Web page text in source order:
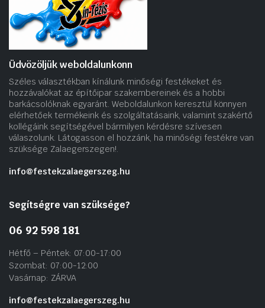
Üdvözöljük weboldalunkonn
Széles választékban kínálunk minőségi festékeket és
hozzávalókat az építőipar szakembereinek és a hobbi
barkácsolóknak egyaránt. Weboldalunkon keresztül könnyen
elérhetőek termékeink és szolgáltatásaink, valamint szakértő
kollégáink segítségével bármilyen kérdésre szívesen
válaszolunk. Látogasson el hozzánk, ha minőségi festékre van
szüksége Zalaegerszegen!.
info@festekzalaegerszeg.hu
Segítségre van szüksége?
06 92 598 181
Hétfő – Péntek: 07:00-17:00
Szombat: 07:00-12:00
Vasárnap: ZÁRVA
info@festekzalaegerszeg.hu